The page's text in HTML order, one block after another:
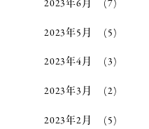
2023年6月 (7)
2023年5月 (5)
2023年4月 (3)
2023年3月 (2)
2023年2月 (5)